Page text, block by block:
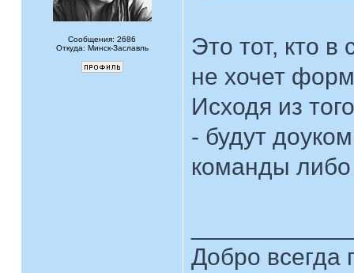
Сообщения: 2686
Откуда: Минск-Заславль
Это тот, кто в
не хочет
Исходя из
- будут
команды
Добро всегда